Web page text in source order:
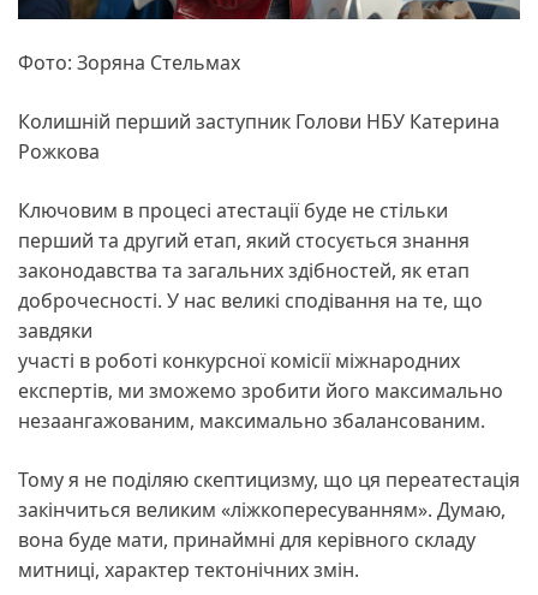
Фото: Зоряна Стельмах
Колишній перший заступник Голови НБУ Катерина
Рожкова
Ключовим в процесі атестації буде не стільки
перший та другий етап, який стосується знання
законодавства та загальних здібностей, як етап
доброчесності. У нас великі сподівання на те, що
завдяки
участі в роботі конкурсної комісії міжнародних
експертів, ми зможемо зробити його максимально
незаангажованим, максимально збалансованим.
Тому я не поділяю скептицизму, що ця переатестація
закінчиться великим «ліжкопересуванням». Думаю,
вона буде мати, принаймні для керівного складу
митниці, характер тектонічних змін.